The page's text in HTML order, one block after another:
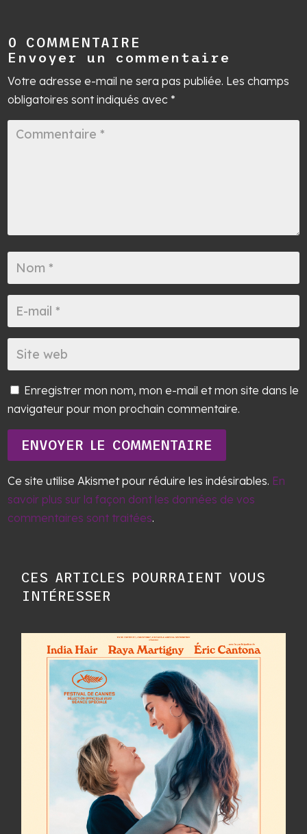
0 COMMENTAIRE
Envoyer un commentaire
Votre adresse e-mail ne sera pas publiée. Les champs
obligatoires sont indiqués avec *
Enregistrer mon nom, mon e-mail et mon site dans le
navigateur pour mon prochain commentaire.
ENVOYER LE COMMENTAIRE
Ce site utilise Akismet pour réduire les indésirables. En
savoir plus sur la façon dont les données de vos
commentaires sont traitées.
CES ARTICLES POURRAIENT VOUS
INTÉRESSER